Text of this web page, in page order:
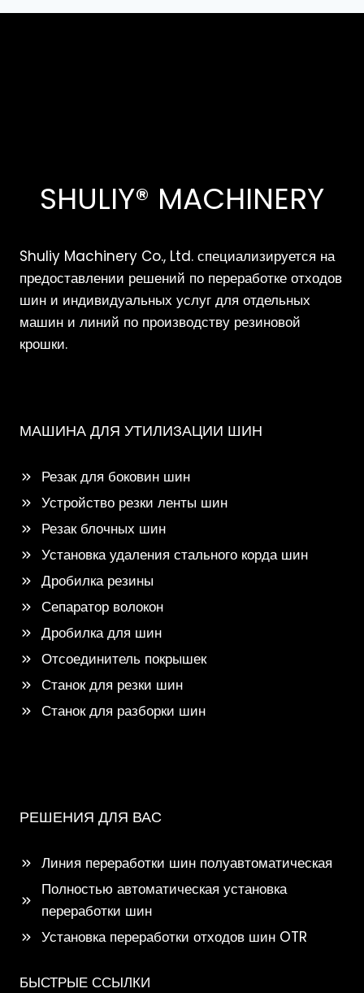
SHULIY® MACHINERY
Shuliy Machinery Co., Ltd. специализируется на
предоставлении решений по переработке отходов
шин и индивидуальных услуг для отдельных
машин и линий по производству резиновой
крошки.
МАШИНА ДЛЯ УТИЛИЗАЦИИ ШИН
Резак для боковин шин
Устройство резки ленты шин
Резак блочных шин
Установка удаления стального корда шин
Дробилка резины
Сепаратор волокон
Дробилка для шин
Отсоединитель покрышек
Станок для резки шин
Станок для разборки шин
РЕШЕНИЯ ДЛЯ ВАС
Линия переработки шин полуавтоматическая
Полностью автоматическая установка
переработки шин
Установка переработки отходов шин OTR
БЫСТРЫЕ ССЫЛКИ